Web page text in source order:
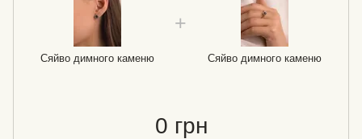
Сяйво димного каменю Сяйво димного каменю
0 грн